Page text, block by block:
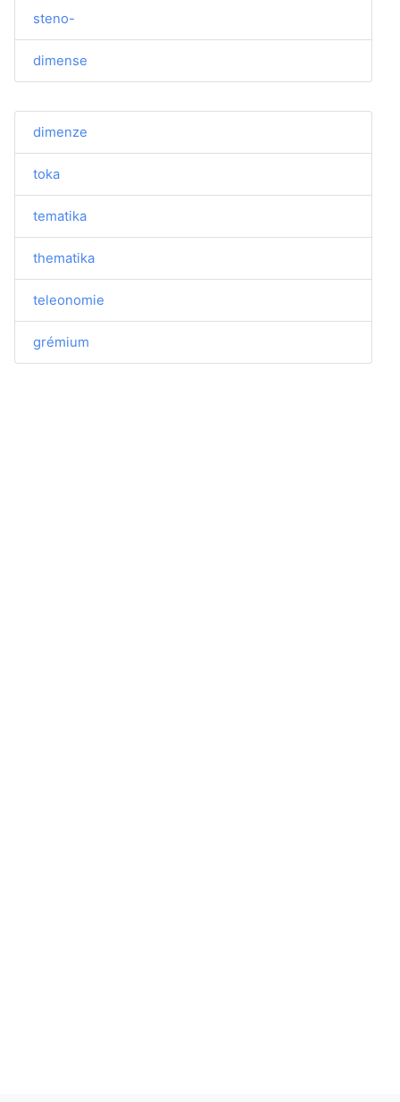
steno-
dimense
dimenze
toka
tematika
thematika
teleonomie
grémium